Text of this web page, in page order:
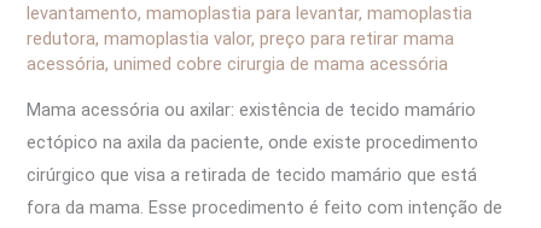
levantamento,mamoplastia para levantar,mamoplastia
redutora,mamoplastia valor,preço para retirar mama
acessória,unimed cobre cirurgia de mama acessória
Mama acessória ou axilar: existência de tecido mamário
ectópico na axila da paciente, onde existe procedimento
cirúrgico que visa a retirada de tecido mamário que está
fora da mama. Esse procedimento é feito com intenção de